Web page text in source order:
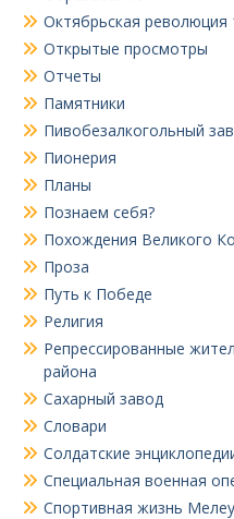
Октябрьская революция
Открытые просмотры
Отчеты
Памятники
Пивобезалкогольный
Пионерия
Планы
Познаем себя?
Похождения Великого
Проза
Путь к Победе
Религия
Репрессированные
района
Сахарный завод
Словари
Солдатские
Специальная военная
Спортивная жизнь